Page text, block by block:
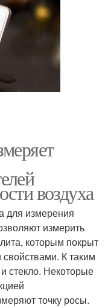
воздуха
для измерения
измерить
которым покрыт
К таким
стекло. Некоторые
точку росы.